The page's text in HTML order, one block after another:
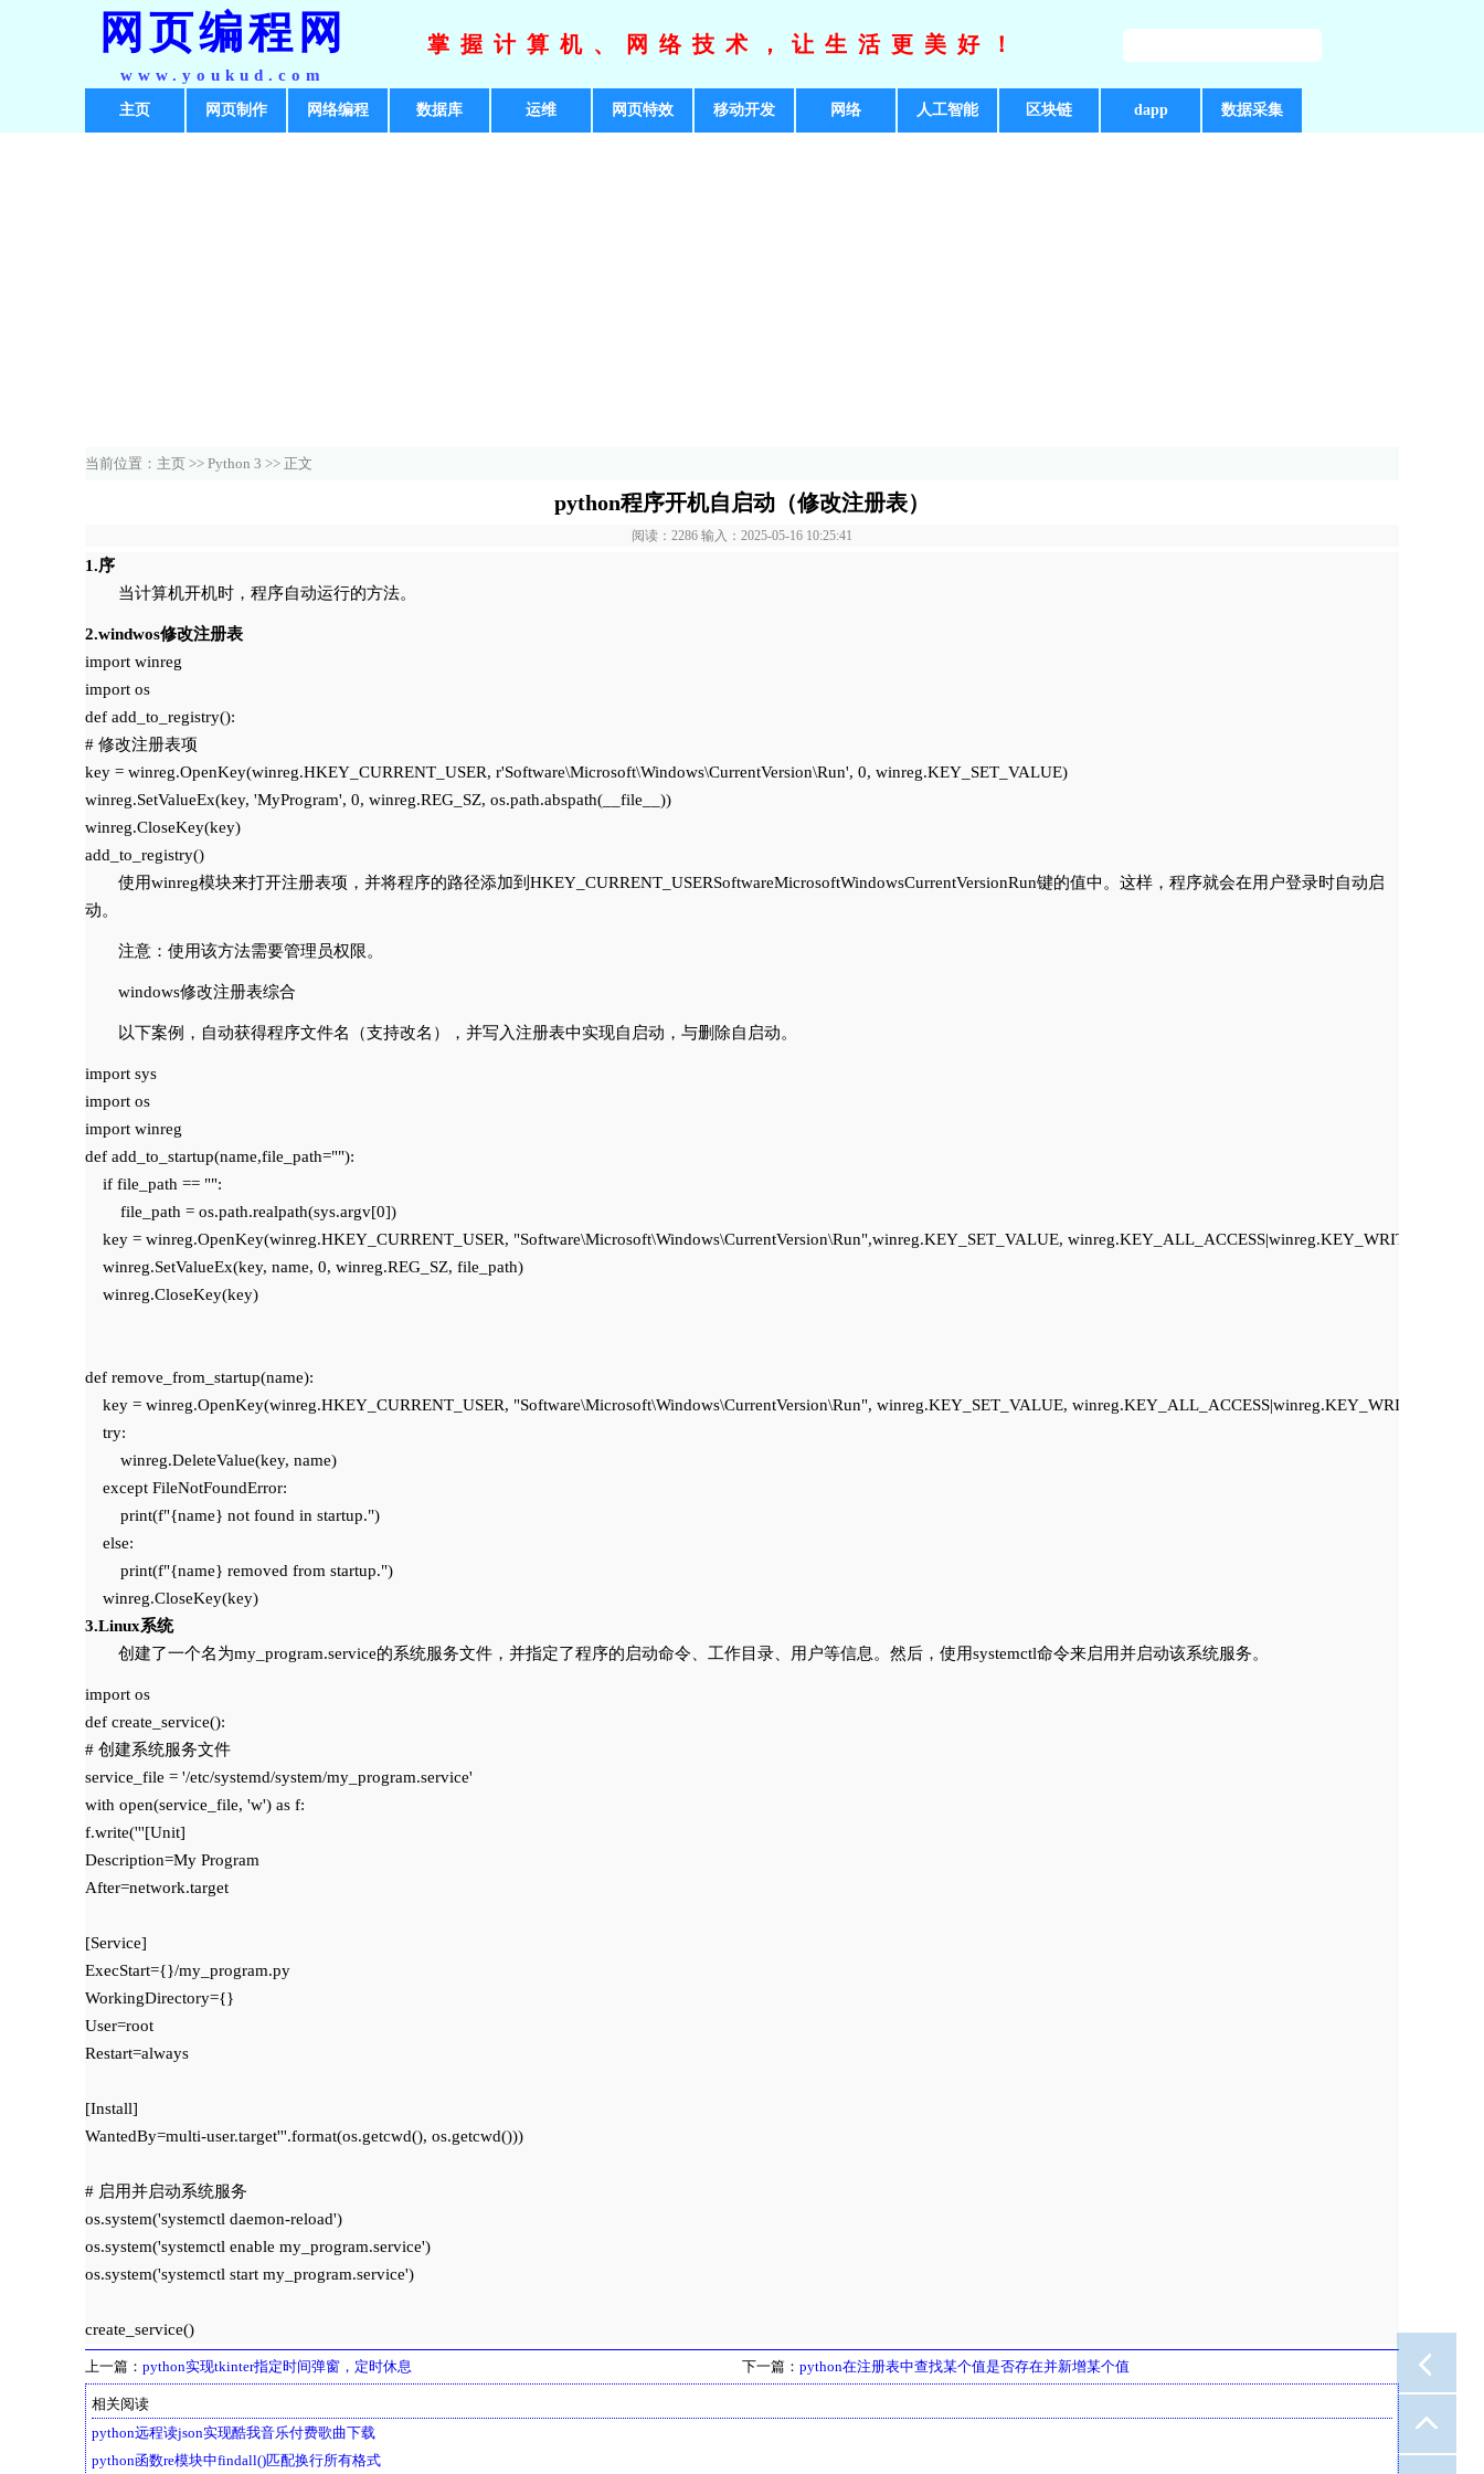
网页编程网
www.youkud.com
掌握计算机、网络技术，让生活更美好！
主页 网页制作 网络编程 数据库 运维 网页特效 移动开发 网络 人工智能 区块链 dapp 数据采集
当前位置： 主页 >> Python 3 >> 正文
python程序开机自启动（修改注册表）
阅读：2286 输入：2025-05-16 10:25:41
1.序
当计算机开机时，程序自动运行的方法。
2.windwos修改注册表
import winreg
import os
def add_to_registry():
# 修改注册表项
key = winreg.OpenKey(winreg.HKEY_CURRENT_USER, r'Software\Microsoft\Windows\CurrentVersion\Run', 0, winreg.KEY_SET_VALUE)
winreg.SetValueEx(key, 'MyProgram', 0, winreg.REG_SZ, os.path.abspath(__file__))
winreg.CloseKey(key)
使用winreg模块来打开注册表项，并将程序的路径添加到HKEY_CURRENT_USERSoftwareMicrosoftWindowsCurrentVersionRun键的值中。这样，程序就会在用户登录时自动启
动。
注意：使用该方法需要管理员权限。
windows修改注册表综合
以下案例，自动获得程序文件名（支持改名），并写入注册表中实现自启动，与删除自启动。
import sys
import os
import winreg
def add_to_startup(name,file_path=""):
if file_path == "":
file_path = os.path.realpath(sys.argv[0])
key = winreg.OpenKey(winreg.HKEY_CURRENT_USER, "Software\Microsoft\Windows\CurrentVersion\Run",winreg.KEY_SET_VALUE,
winreg.SetValueEx(key, name, 0, winreg.REG_SZ, file_path)
winreg.CloseKey(key)
def remove_from_startup(name):
key = winreg.OpenKey(winreg.HKEY_CURRENT_USER, "Software\Microsoft\Windows\CurrentVersion\Run", winreg.KEY_SET_VALUE,
try:
winreg.DeleteValue(key, name)
except FileNotFoundError:
print(f"{name} not found in startup.")
else:
print(f"{name} removed from startup.")
3.Linux系统
创建了一个名为my_program.service的系统服务文件，并指定了程序的启动命令、工作目录、用户等信息。然后，使用systemctl命令来启用并启动该系统服务。
import os
def create_service():
# 创建系统服务文件
service_file = '/etc/systemd/system/my_program.service'
with open(service_file, 'w') as f:
f.write('''[Unit]
Description=My Program
After=network.target
[Service]
ExecStart={}/my_program.py
WorkingDirectory={}
User=root
Restart=always
[Install]
WantedBy=multi-user.target'''.format(os.getcwd(), os.getcwd()))
# 启用并启动系统服务
os.system('systemctl daemon-reload')
os.system('systemctl enable my_program.service')
os.system('systemctl start my_program.service')
上一篇： python实现tkinter指定时间弹窗，定时休息 下一篇： python在注册表中查找某个值是否存在并新增某个值
相关阅读
python远程读json实现酷我音乐付费歌曲下载
python函数re模块中findall()匹配换行所有格式